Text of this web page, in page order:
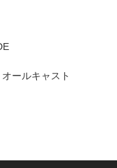
ールキャスト